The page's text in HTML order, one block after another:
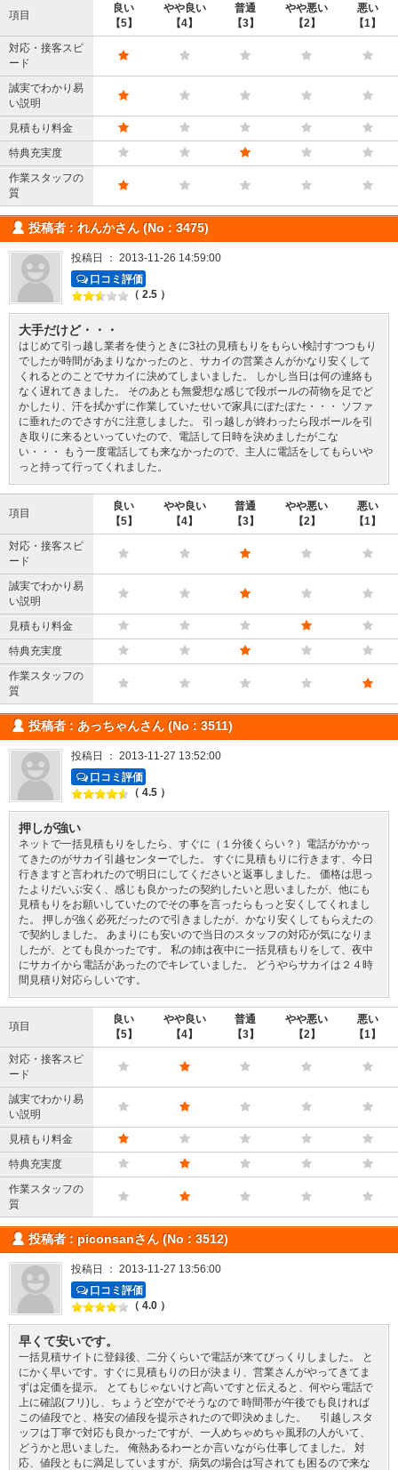
項目
良い
【5】
やや良い
【4】
普通
【3】
やや悪い
【2】
悪い
【1】
対応・接客スピ
ード
誠実でわかり易
い説明
見積もり料金
特典充実度
作業スタッフの
質
投稿者 : れんかさん (No : 3475)
投稿日 ： 2013-11-26 14:59:00
口コミ評価
（ 2.5 ）
大手だけど・・・
はじめて引っ越し業者を使うときに3社の見積もりをもらい検討すつつもり
でしたが時間があまりなかったのと、サカイの営業さんがかなり安くして
くれるとのことでサカイに決めてしまいました。 しかし当日は何の連絡も
なく遅れてきました。 そのあとも無愛想な感じで段ボールの荷物を足でど
かしたり、汗を拭かずに作業していたせいで家具にぽたぽた・・・ ソファ
に垂れたのでさすがに注意しました。 引っ越しが終わったら段ボールを引
き取りに来るといっていたので、電話して日時を決めましたがこな
い・・・ もう一度電話しても来なかったので、主人に電話をしてもらいや
っと持って行ってくれました。
項目
良い
【5】
やや良い
【4】
普通
【3】
やや悪い
【2】
悪い
【1】
対応・接客スピ
ード
誠実でわかり易
い説明
見積もり料金
特典充実度
作業スタッフの
質
投稿者 : あっちゃんさん (No : 3511)
投稿日 ： 2013-11-27 13:52:00
口コミ評価
（ 4.5 ）
押しが強い
ネットで一括見積もりをしたら、すぐに（１分後くらい？）電話がかかっ
てきたのがサカイ引越センターでした。 すぐに見積もりに行きます、今日
行きますと言われたので明日にしてくださいと返事しました。 価格は思っ
たよりだいぶ安く、感じも良かったの契約したいと思いましたが、他にも
見積もりをお願いしていたのでその事を言ったらもっと安くしてくれまし
た。 押しが強く必死だったので引きましたが、かなり安くしてもらえたの
で契約しました。 あまりにも安いので当日のスタッフの対応が気になりま
したが、とても良かったです。 私の姉は夜中に一括見積もりをして、夜中
にサカイから電話があったのでキレていました。 どうやらサカイは２４時
間見積り対応らしいです。
項目
良い
【5】
やや良い
【4】
普通
【3】
やや悪い
【2】
悪い
【1】
対応・接客スピ
ード
誠実でわかり易
い説明
見積もり料金
特典充実度
作業スタッフの
質
投稿者 : piconsanさん (No : 3512)
投稿日 ： 2013-11-27 13:56:00
口コミ評価
（ 4.0 ）
早くて安いです。
一括見積サイトに登録後、二分くらいで電話が来てびっくりしました。 と
にかく早いです。すぐに見積もりの日が決まり、営業さんがやってきてま
ずは定価を提示。 とてもじゃないけど高いですと伝えると、何やら電話で
上に確認(フリ)し、ちょうど空がでそうなので 時間帯が午後でも良ければ
この値段でと、格安の値段を提示されたので即決めました。 引越しスタ
ッフは丁寧で対応も良かったですが、一人めちゃめちゃ風邪の人がいて、
どうかと思いました。 俺熱あるわーとか言いながら仕事してました。 対
応、値段ともに満足していますが、病気の場合は写されても困るので来な